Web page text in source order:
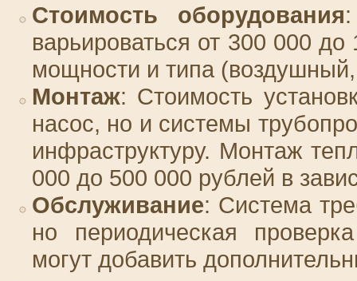
Стоимость оборудования
варьироваться от 300 000
мощности и типа
Монтаж: Стоимость
насос, но и системы
инфраструктуру. Монтаж
000 до 500 000 рублей в
Обслуживание: Система
но периодическая
могут добавить